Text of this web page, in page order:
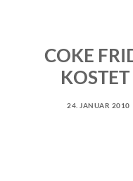
PERSONAL
COKE
24. JANUAR 2010